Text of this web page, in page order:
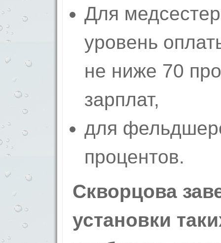
Для
уровень
не ниже 70
зарплат,
для
процентов.
Скворцова
установки